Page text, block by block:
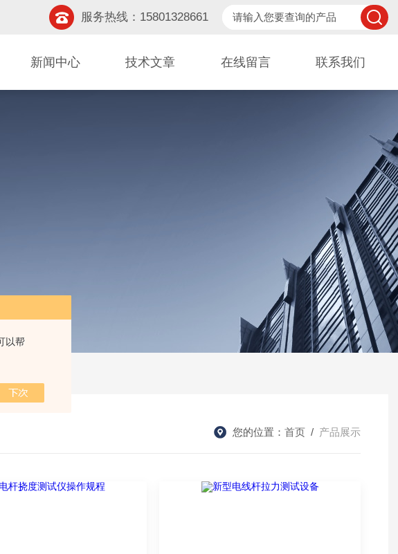
以帮
服务热线：15801328661
新闻中心 技术文章 在线留言 联系我们
您的位置： 首页 / 产品展示